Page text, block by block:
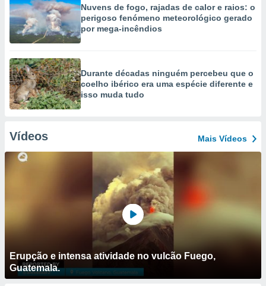
Nuvens de fogo, rajadas de calor e raios: o
perigoso fenómeno meteorológico gerado
por mega-incêndios
Durante décadas ninguém percebeu que o
coelho ibérico era uma espécie diferente e
isso muda tudo
Vídeos Mais Vídeos
Erupção e intensa atividade no vulcão Fuego,
Guatemala.